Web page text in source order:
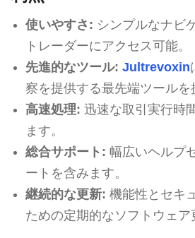
使いやすさ: シンプルなナビ
トレーダーにアクセス可能。
先進的なツール: Jultrevoxin
察を提供する最先端ツールを
高速処理: 迅速な取引実行時
ます。
総合サポート: 幅広いヘルプ
ートを含みます。
継続的な更新: 機能性とセキ
ための定期的なソフトウェア